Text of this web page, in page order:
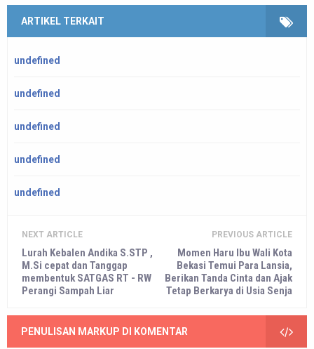
ARTIKEL TERKAIT
undefined
undefined
undefined
undefined
undefined
NEXT ARTICLE
Lurah Kebalen Andika S.STP ,
M.Si cepat dan Tanggap
membentuk SATGAS RT - RW
Perangi Sampah Liar
PREVIOUS ARTICLE
Momen Haru Ibu Wali Kota
Bekasi Temui Para Lansia,
Berikan Tanda Cinta dan Ajak
Tetap Berkarya di Usia Senja
PENULISAN MARKUP DI KOMENTAR